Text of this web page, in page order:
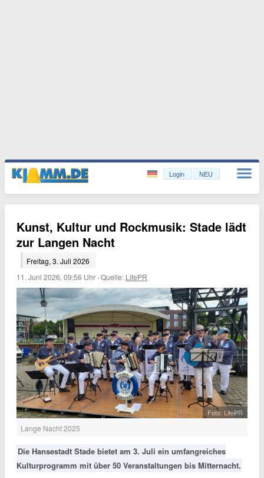
Login NEU
Kunst, Kultur und Rockmusik: Stade lädt
zur Langen Nacht
Freitag, 3. Juli 2026
11. Juni 2026, 09:56 Uhr ·Quelle: LifePR
Foto: LifePR
Lange Nacht 2025
Die Hansestadt Stade bietet am 3. Juli ein umfangreiches
Kulturprogramm mit über 50 Veranstaltungen bis Mitternacht.